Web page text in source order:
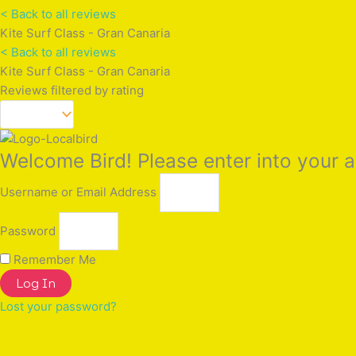
< Back to all reviews
Kite Surf Class - Gran Canaria
< Back to all reviews
Kite Surf Class - Gran Canaria
Reviews filtered by rating
Welcome Bird! Please enter into your
Username or Email Address
Password
Remember Me
Log In
Lost your password?